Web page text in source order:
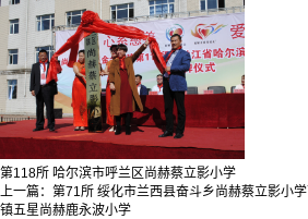
第118所 哈尔滨市呼兰区尚赫蔡立影小学
上一篇： 第71所 绥化市兰西县奋斗乡尚赫蔡立影小学
镇五星尚赫鹿永波小学